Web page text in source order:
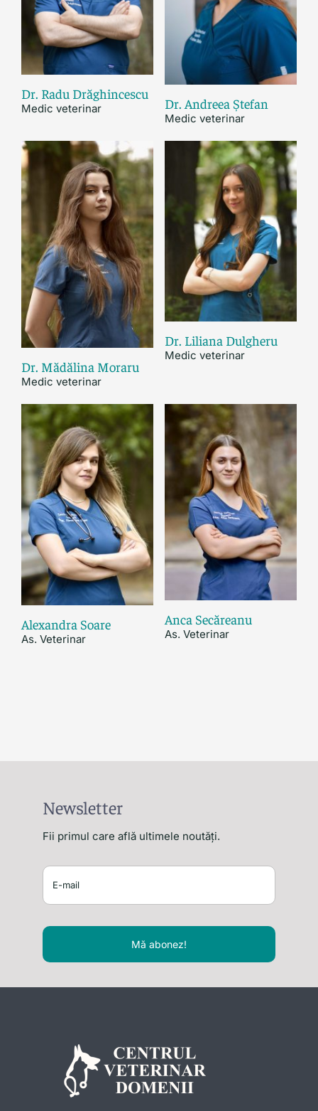
Dr. Radu Drăghincescu
Medic veterinar Dr. Andreea Ștefan
Medic veterinar
Dr. Mădălina Moraru
Medic veterinar
Dr. Liliana Dulgheru
Medic veterinar
Alexandra Soare
As. Veterinar
Anca Secăreanu
As. Veterinar
Newsletter
Fii primul care află ultimele noutăți.
Mă abonez!